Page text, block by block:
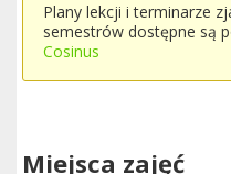
Plany lekcji i terminarze
semestrów dostępne są
Cosinus
Miejsca zajęć